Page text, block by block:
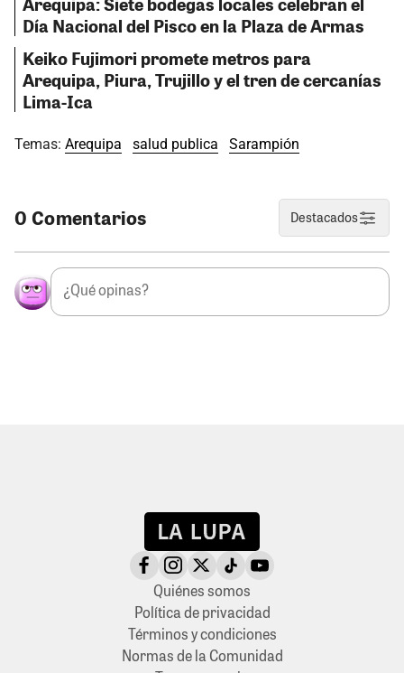
Día Nacional del Pisco en la Plaza de Armas
Keiko Fujimori promete metros para
Arequipa, Piura, Trujillo y el tren de cercanías
Lima-Ica
Temas: Arequipa salud publica Sarampión
0 Comentarios Destacados
Quiénes somos
Política de privacidad
Términos y condiciones
Normas de la Comunidad